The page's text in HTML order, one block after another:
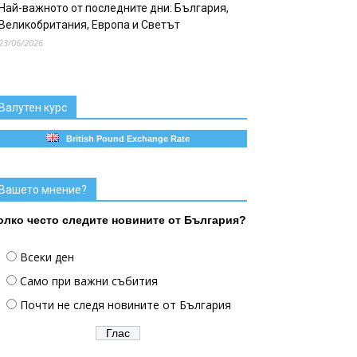
важното от последните дни: България,
Европа и Светът
06/2026
курс
British Pound Exchange Rate
мнение?
често следите новините от България?
Всеки ден
Само при важни събития
Почти не следя новините от България